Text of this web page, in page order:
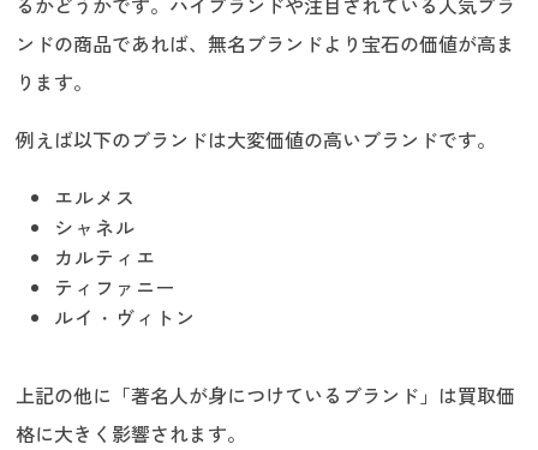
ンドの商品であれば、無名ブランドより宝石の価値が高ま
ります。
例えば以下のブランドは大変価値の高いブランドです。
エルメス
シャネル
カルティエ
ティファニー
ルイ・ヴィトン
上記の他に「著名人が身につけているブランド」は買取価
格に大きく影響されます。